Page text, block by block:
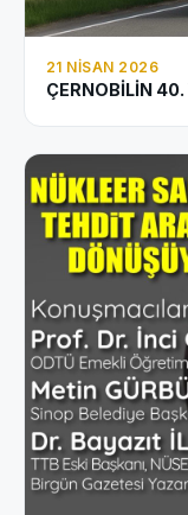
21 NISAN 2026
ÇERNOBİLİN